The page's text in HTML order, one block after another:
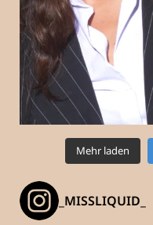
Mehr laden
_MISSLIQUID_